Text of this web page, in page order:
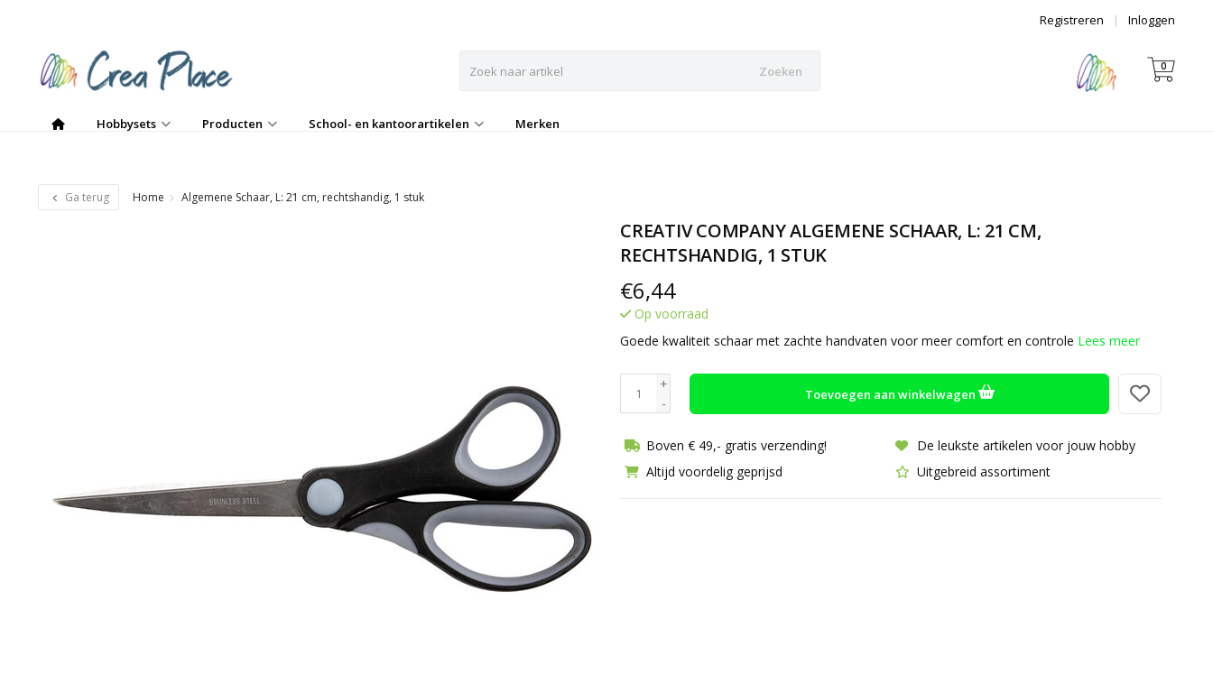
Inloggen
|
Registreren
Zoeken 0
Hobbysets Producten School- en kantoorartikelen Merken
Ga terug Home Algemene Schaar, L: 21 cm, rechtshandig, 1 stuk
CREATIV COMPANY ALGEMENE SCHAAR, L: 21 CM,
RECHTSHANDIG, 1 STUK
€6,44
Op voorraad
Goede kwaliteit schaar met zachte handvaten voor meer comfort en controle Lees meer
+
-
Toevoegen aan winkelwagen
Boven € 49,- gratis verzending!
De leukste artikelen voor jouw hobby
Altijd voordelig geprijsd
Uitgebreid assortiment